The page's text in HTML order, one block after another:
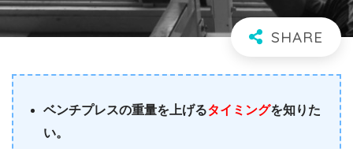
ベンチプレスの重量を上げるタイミングを知りた
い。